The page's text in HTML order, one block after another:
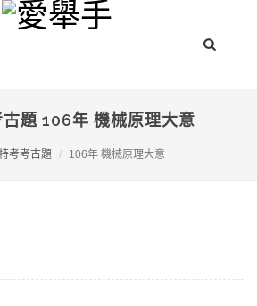
題 106年 機械原理大意
考考古題 106年 機械原理大意